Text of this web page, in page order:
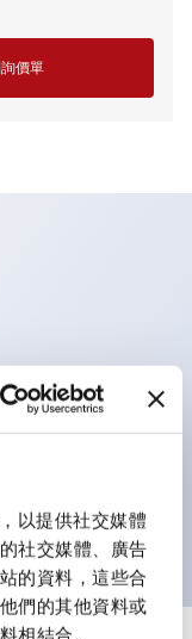
以提供社交媒體
社交媒體、廣告
的資料，這些合
們的其他資料或
相結合。
價單
60529）
廓